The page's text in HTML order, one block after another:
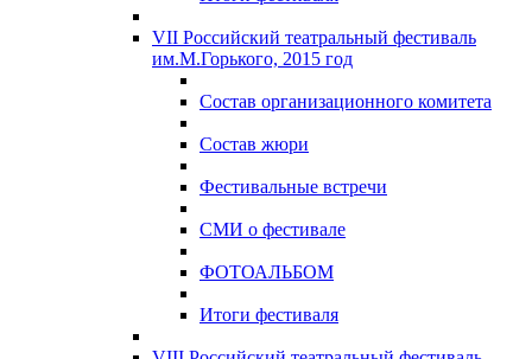
VII Российский театральный фестиваль
им.М.Горького, 2015 год
Состав организационного комитета
Состав жюри
Фестивальные встречи
СМИ о фестивале
ФОТОАЛЬБОМ
Итоги фестиваля